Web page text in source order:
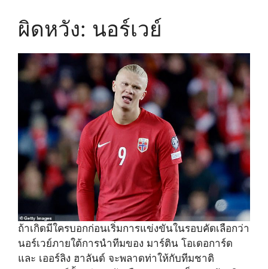
ผิดหวัง: นอร์เวย์
ถ้าเกิดมีใครบอกก่อนเริ่มการแข่งขันในรอบคัดเลือกว่า
นอร์เวย์ภายใต้การนำทีมของ มาร์ติน โอเดอการ์ด
และ เออร์ลิง ฮาลันด์ จะพลาดท่าให้กับทีมชาติ